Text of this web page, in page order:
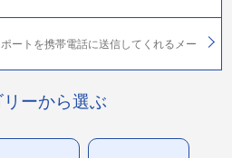
ートを携帯電話に送信してくれるメー
リーから選ぶ